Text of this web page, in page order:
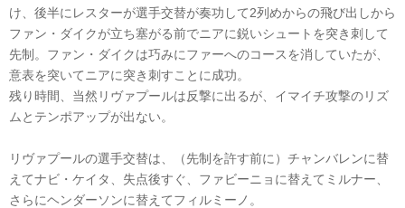
け、後半にレスターが選手交替が奏功して2列めからの飛び出しから
ファン・ダイクが立ち塞がる前でニアに鋭いシュートを突き刺して
先制。ファン・ダイクは巧みにファーへのコースを消していたが、
意表を突いてニアに突き刺すことに成功。
残り時間、当然リヴァプールは反撃に出るが、イマイチ攻撃のリズ
ムとテンポアップが出ない。
リヴァプールの選手交替は、（先制を許す前に）チャンバレンに替
えてナビ・ケイタ、失点後すぐ、ファビーニョに替えてミルナー、
さらにヘンダーソンに替えてフィルミーノ。